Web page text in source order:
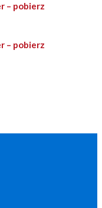
– pobierz
– pobierz